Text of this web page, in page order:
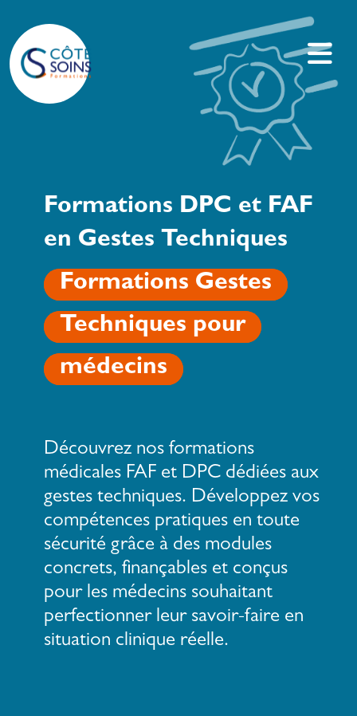
Formations DPC et FAF
en Gestes Techniques
Formations Gestes
Techniques pour
médecins
Découvrez nos formations
médicales FAF et DPC dédiées aux
gestes techniques. Développez vos
compétences pratiques en toute
sécurité grâce à des modules
concrets, finançables et conçus
pour les médecins souhaitant
perfectionner leur savoir-faire en
situation clinique réelle.